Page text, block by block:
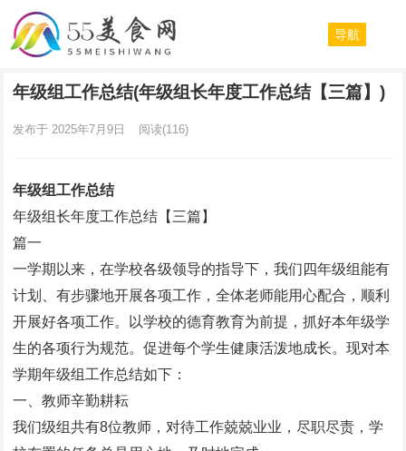
导航
年级组工作总结(年级组长年度工作总结【三篇】)
发布于 2025年7月9日 阅读(116)
年级组工作总结
年级组长年度工作总结【三篇】
篇一
一学期以来，在学校各级领导的指导下，我们四年级组能有
计划、有步骤地开展各项工作，全体老师能用心配合，顺利
开展好各项工作。以学校的德育教育为前提，抓好本年级学
生的各项行为规范。促进每个学生健康活泼地成长。现对本
学期年级组工作总结如下：
一、教师辛勤耕耘
我们级组共有8位教师，对待工作兢兢业业，尽职尽责，学